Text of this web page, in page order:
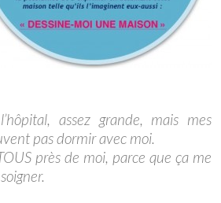
assez grande, mais mes
pas dormir avec moi.
près de moi, parce que ça me